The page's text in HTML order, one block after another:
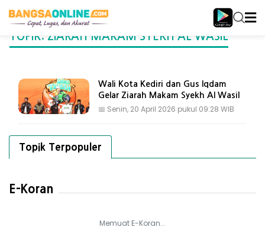
TOPIK: ZIARAH MAKAM SYEKH AL WASIL
Wali Kota Kediri dan Gus Iqdam
Gelar Ziarah Makam Syekh Al Wasil
📅 Senin, 20 April 2026 pukul 09:28 WIB
Topik Terpopuler
E-Koran
Memuat E-Koran...